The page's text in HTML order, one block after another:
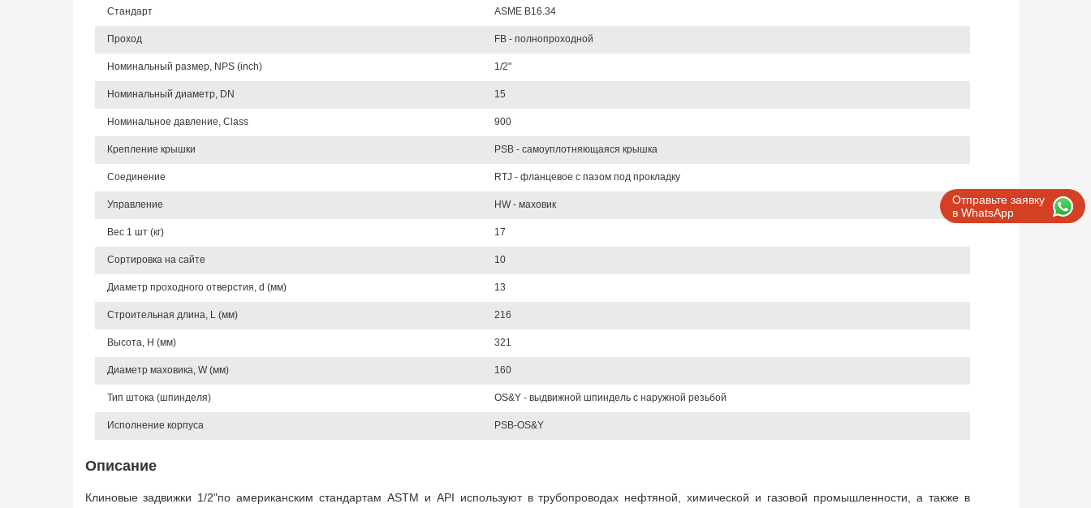
Отправьте заявку
в WhatsApp
Стандарт ASME B16.34
Проход FB - полнопроходной
Номинальный размер, NPS (inch) 1/2"
Номинальный диаметр, DN 15
Номинальное давление, Class 900
Крепление крышки PSB - самоуплотняющаяся крышка
Соединение RTJ - фланцевое с пазом под прокладку
Управление HW - маховик
Вес 1 шт (кг) 17
Сортировка на сайте 10
Диаметр проходного отверстия, d (мм) 13
Строительная длина, L (мм) 216
Высота, Н (мм) 321
Диаметр маховика, W (мм) 160
Тип штока (шпинделя) OS&Y - выдвижной шпиндель с наружной резьбой
Исполнение корпуса PSB-OS&Y
Описание
Клиновые задвижки 1/2"по американским стандартам ASTM и API используют в трубопроводах нефтяной, химической и газовой промышленности, а также в